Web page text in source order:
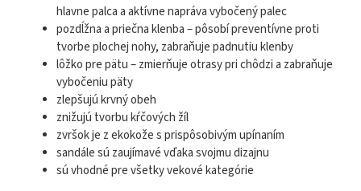
hlavne palca a aktívne napráva vybočený palec
pozdĺžna a priečna klenba – pôsobí preventívne proti
tvorbe plochej nohy, zabraňuje padnutiu klenby
lôžko pre pätu – zmierňuje otrasy pri chôdzi a zabraňuje
vybočeniu päty
zlepšujú krvný obeh
znižujú tvorbu kŕčových žíl
zvršok je z ekokože s prispôsobivým upínaním
sandále sú zaujímavé vďaka svojmu dizajnu
sú vhodné pre všetky vekové kategórie